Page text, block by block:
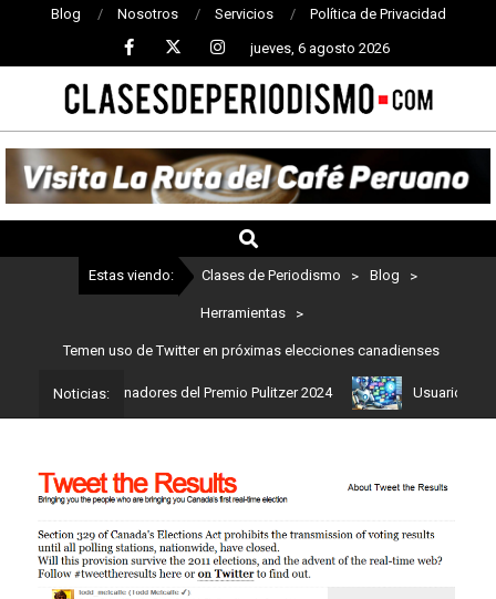
Blog Nosotros Servicios Política de Privacidad
jueves, 6 agosto 2026
CLASES
DE
PERIODISMO
Estas viendo: Clases de Periodismo > Blog >
Herramientas >
Temen uso de Twitter en próximas elecciones canadienses
Noticias:
son los ganadores del Premio Pulitzer 2024 Usuarios de